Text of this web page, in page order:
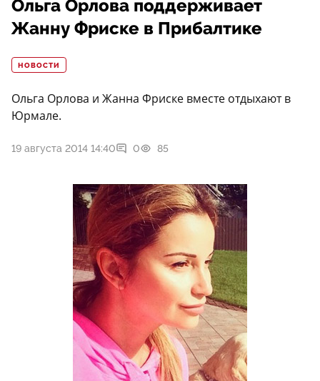
Ольга Орлова поддерживает
Жанну Фриске в Прибалтике
НОВОСТИ
Ольга Орлова и Жанна Фриске вместе отдыхают в
Юрмале.
19 августа 2014 14:40 0 85